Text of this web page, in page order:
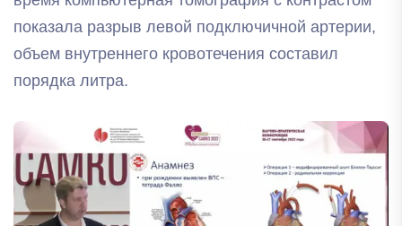
показала разрыв левой подключичной артерии,
объем внутреннего кровотечения составил
порядка литра.